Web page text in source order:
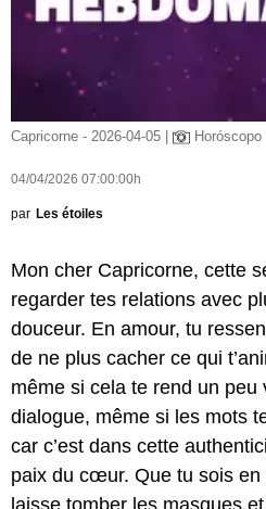
Capricorne - 2026-04-05 | Horóscopo
04/04/2026 07:00:00h
par Les étoiles
Mon cher Capricorne, cette
regarder tes relations avec
douceur. En amour, tu
de ne plus cacher ce qui
même si cela te rend un
dialogue, même si les mots
car c’est dans cette
paix du cœur. Que tu sois en